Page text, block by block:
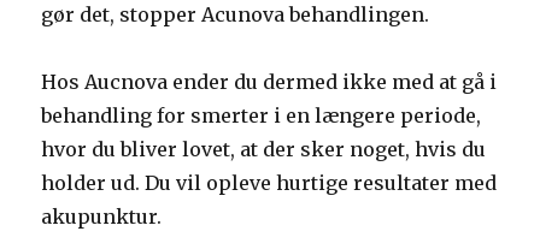
gør det, stopper Acunova behandlingen.
Hos Aucnova ender du dermed ikke med at gå i
behandling for smerter i en længere periode,
hvor du bliver lovet, at der sker noget, hvis du
holder ud. Du vil opleve hurtige resultater med
akupunktur.